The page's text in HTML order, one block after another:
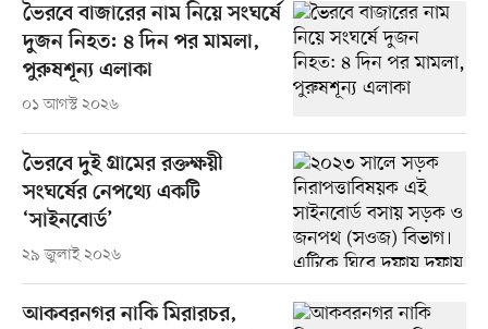
ভৈরবে বাজারের নাম নিয়ে সংঘর্ষে
দুজন নিহত: ৪ দিন পর মামলা,
পুরুষশূন্য এলাকা
০১ আগস্ট ২০২৬
ভৈরবে দুই গ্রামের রক্তক্ষয়ী
সংঘর্ষের নেপথ্যে একটি
‘সাইনবোর্ড’
২৯ জুলাই ২০২৬
আকবরনগর নাকি মিরারচর,